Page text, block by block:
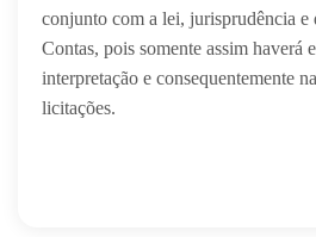
conjunto com a lei, jurisprudência e
Contas, pois somente assim haverá
interpretação e consequentemente
licitações.